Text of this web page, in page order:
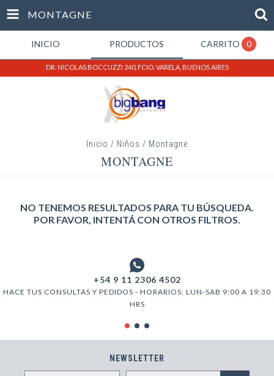
MONTAGNE
INICIO PRODUCTOS CARRITO 0
DR. NICOLAS BOCCUZZI 240, FCIO. VARELA, BUENOS AIRES
Inicio / Niños / Montagne
MONTAGNE
NO TENEMOS RESULTADOS PARA TU BÚSQUEDA.
POR FAVOR, INTENTÁ CON OTROS FILTROS.
+54 9 11 2306 4502
HACE TUS CONSULTAS Y PEDIDOS - HORARIOS: LUN-SAB 9:00 A 19:30
HRS
NEWSLETTER